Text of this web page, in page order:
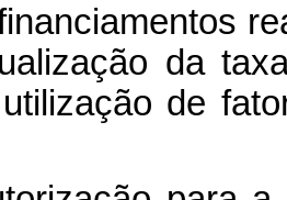
da
de